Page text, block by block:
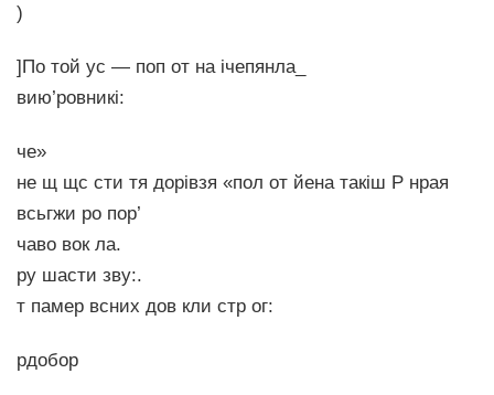
)
]По той ус — поп от на ічепянла_
вию’ровникі:
че»
не щ щс сти тя дорівзя «пол от йена такіш Р нрая
всьгжи ро пор’
чаво вок ла.
ру шасти зву:.
т памер всних дов кли стр ог:
рдобор